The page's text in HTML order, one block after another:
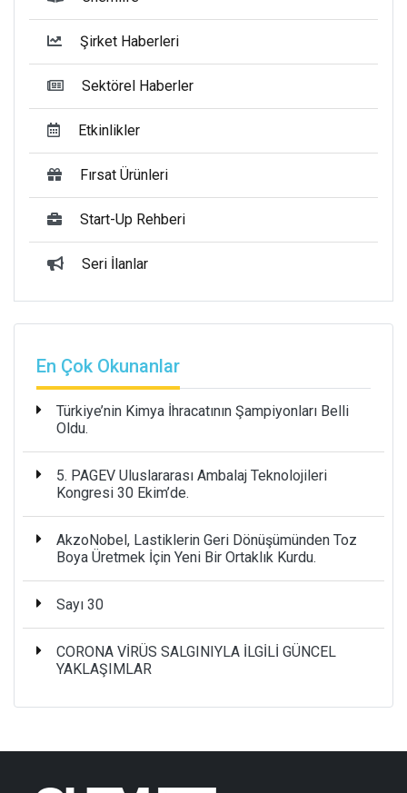
Şirket Haberleri
Sektörel Haberler
Etkinlikler
Fırsat Ürünleri
Start-Up Rehberi
Seri İlanlar
En Çok Okunanlar
Türkiye’nin Kimya İhracatının Şampiyonları Belli
Oldu.
5. PAGEV Uluslararası Ambalaj Teknolojileri
Kongresi 30 Ekim’de.
AkzoNobel, Lastiklerin Geri Dönüşümünden Toz
Boya Üretmek İçin Yeni Bir Ortaklık Kurdu.
Sayı 30
CORONA VİRÜS SALGINIYLA İLGİLİ GÜNCEL
YAKLAŞIMLAR